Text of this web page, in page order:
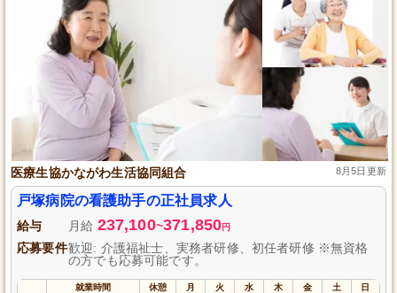
医療生協かながわ生活協同組合 8月5日更新
戸塚病院の看護助手の正社員求人
給与 月給 237,100~371,850円
応募要件歓迎: 介護福祉士、実務者研修、初任者研修 ※無資格
の方でも応募可能です。
就業時間 休憩 月 火 水 木 金 土 日